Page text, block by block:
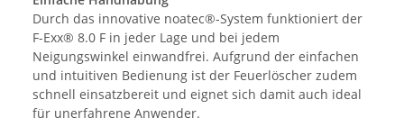
Durch das innovative noatec®-System funktioniert der
F-Exx® 8.0 F in jeder Lage und bei jedem
Neigungswinkel einwandfrei. Aufgrund der einfachen
und intuitiven Bedienung ist der Feuerlöscher zudem
schnell einsatzbereit und eignet sich damit auch ideal
für unerfahrene Anwender.